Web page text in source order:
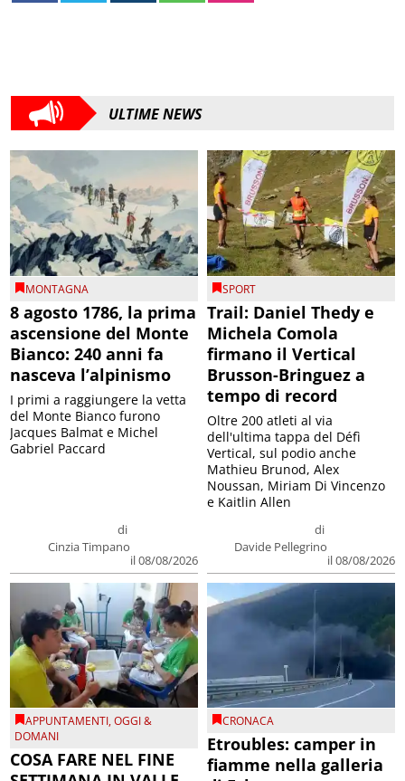
ULTIME NEWS
MONTAGNA
8 agosto 1786, la prima
ascensione del Monte
Bianco: 240 anni fa
nasceva l’alpinismo
di
Cinzia Timpano
il 08/08/2026
I primi a raggiungere la vetta
del Monte Bianco furono
Jacques Balmat e Michel
Gabriel Paccard
SPORT
Trail: Daniel Thedy e
Michela Comola
firmano il Vertical
Brusson-Bringuez a
tempo di record
di
Davide Pellegrino
il 08/08/2026
Oltre 200 atleti al via
dell'ultima tappa del Défì
Vertical, sul podio anche
Mathieu Brunod, Alex
Noussan, Miriam Di Vincenzo
e Kaitlin Allen
APPUNTAMENTI,OGGI &
DOMANI
COSA FARE NEL FINE
CRONACA
Etroubles: camper in
fiamme nella galleria